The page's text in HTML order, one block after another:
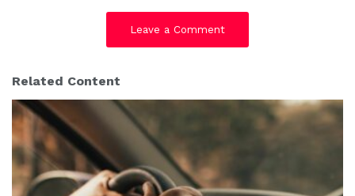
Leave a Comment
Related Content